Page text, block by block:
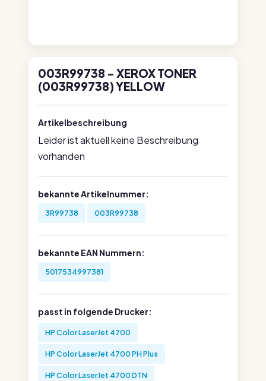
003R99738 - XEROX TONER
(003R99738) YELLOW
Artikelbeschreibung
Leider ist aktuell keine Beschreibung
vorhanden
bekannte Artikelnummer:
3R99738 003R99738
bekannte EAN Nummern:
5017534997381
passt in folgende Drucker:
HP Color LaserJet 4700
HP Color LaserJet 4700 PH Plus
HP Color LaserJet 4700 DTN